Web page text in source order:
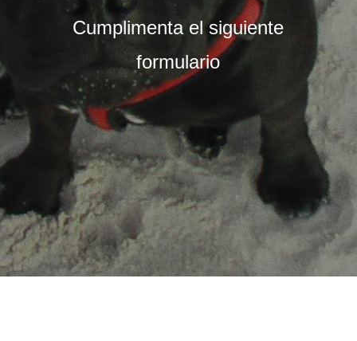
Cumplimenta el siguiente
formulario